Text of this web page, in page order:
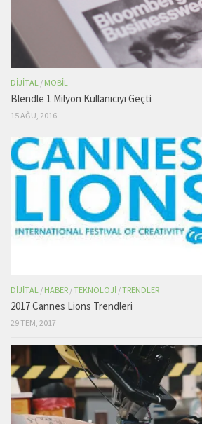
DIJITAL / MOBIL
Blendle 1 Milyon Kullanıcıyı Geçti
15 AĞU, 2016
DIJITAL / HABER /TEKNOLOJI /TRENDLER
2017 Cannes Lions Trendleri
29 TEM, 2017